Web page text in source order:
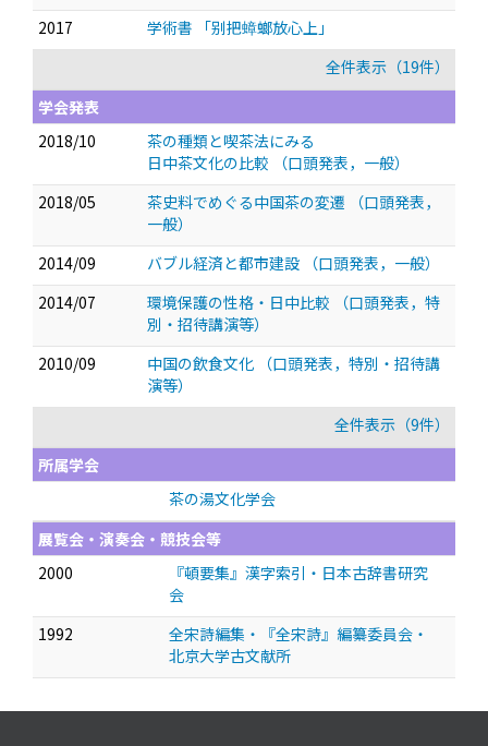
2017
学術書 「别把蟑螂放心上」
全件表示（19件）
学会発表
2018/10
茶の種類と喫茶法にみる
日中茶文化の比較
（口頭発表，一般）
2018/05
茶史料でめぐる中国茶の変遷
（口頭発表，
一般）
2014/09
バブル経済と都市建設
（口頭発表，一般）
2014/07
環境保護の性格・日中比較
（口頭発表，特
別・招待講演等）
2010/09
中国の飲食文化
（口頭発表，特別・招待講
演等）
全件表示（9件）
所属学会
茶の湯文化学会
展覧会・演奏会・競技会等
2000
『頓要集』漢字索引・日本古辞書研究
会
1992
全宋詩編集・『全宋詩』編纂委員会・
北京大学古文献所